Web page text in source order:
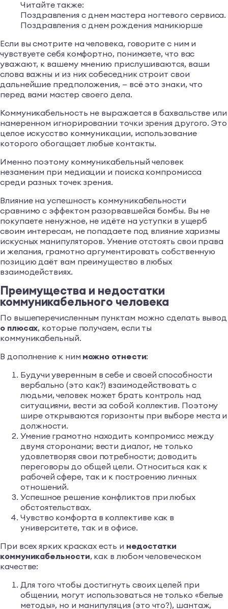
Читайте также:
Поздравления с днем мастера ногтевого сервиса.
Поздравления с днем рождения маникюрше
Если вы смотрите на человека, говорите с ним и
чувствуете себя комфортно, понимаете, что вас
уважают, к вашему мнению прислушиваются, ваши
слова важны и из них собеседник строит свои
дальнейшие предположения, — всё это знаки, что
перед вами мастер своего дела.
Коммуникабельность не выражается в бахвальстве или
намеренном игнорировании точки зрения другого. Это
целое искусство коммуникации, использование
которого обогащает любые контакты.
Именно поэтому коммуникабельный человек
незаменим при медиации и поиска компромисса
среди разных точек зрения.
Влияние на успешность коммуникабельности
сравнимо с эффектом разорвавшейся бомбы. Вы не
покупаете ненужное, не идёте на уступки в ущерб
своим интересам, не попадаете под влияние харизмы
искусных манипуляторов. Умение отстоять свои права
и желания, грамотно аргументировать собственную
позицию даёт вам преимущество в любых
взаимодействиях.
Преимущества и недостатки
коммуникабельного человека
По вышеперечисленным пунктам можно сделать вывод
о плюсах, которые получаем, если ты
коммуникабельный.
В дополнение к ним можно отнести:
Будучи уверенным в себе и своей способности
вербально (это как?) взаимодействовать с
людьми, человек может брать контроль над
ситуациями, вести за собой коллектив. Поэтому
шире открываются горизонты при выборе места и
должности.
Умение грамотно находить компромисс между
двумя сторонами; вести диалог, не только
удовлетворяя свои потребности; доводить
переговоры до общей цели. Относиться как к
рабочей сфере, так и к построению личных
отношений.
Успешное решение конфликтов при любых
обстоятельствах.
Чувство комфорта в коллективе как в
университете, так и в офисе.
При всех ярких красках есть и недостатки
коммуникабельности, как в любом человеческом
качестве:
Для того чтобы достигнуть своих целей при
общении, могут использоваться не только «белые
методы», но и манипуляция (это что?), шантаж,